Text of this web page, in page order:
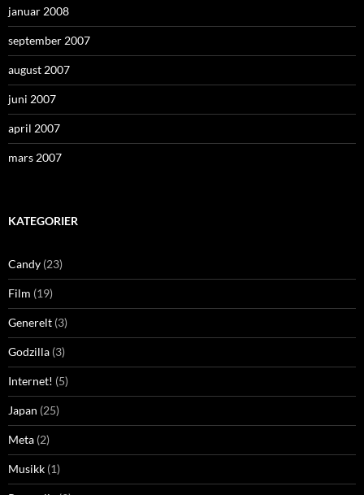
januar 2008
september 2007
august 2007
juni 2007
april 2007
mars 2007
KATEGORIER
Candy (23)
Film (19)
Generelt (3)
Godzilla (3)
Internet! (5)
Japan (25)
Meta (2)
Musikk (1)